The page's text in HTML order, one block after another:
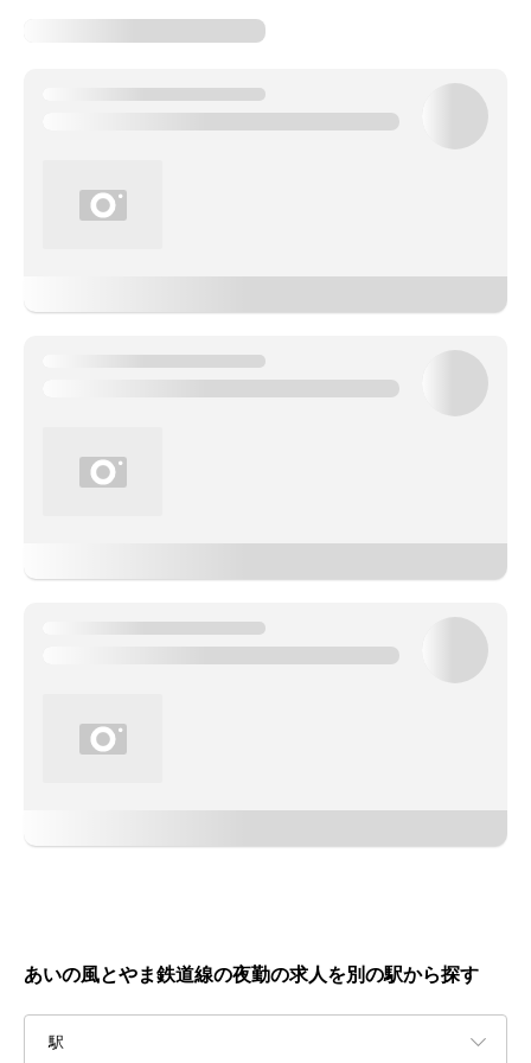
あいの風とやま鉄道線の夜勤の求人を別の駅から探す
駅